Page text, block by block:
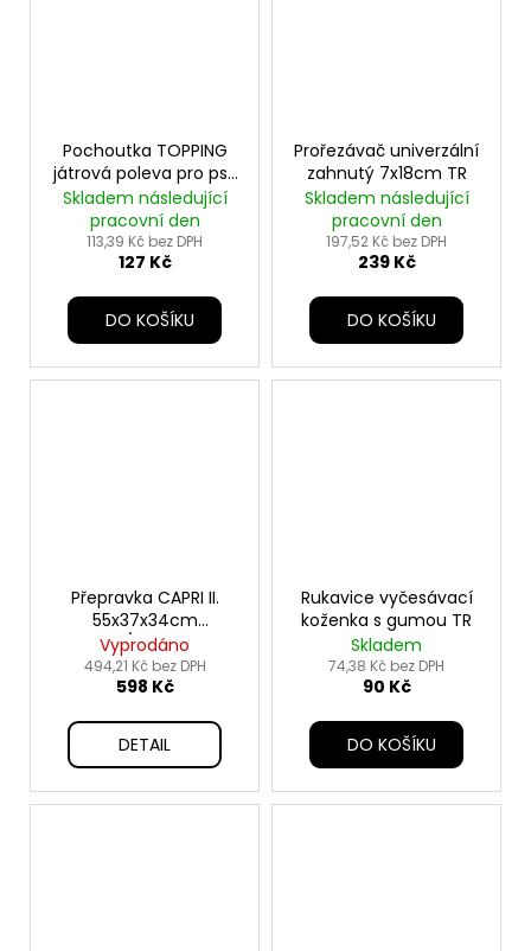
Pochoutka TOPPING
játrová poleva pro psy
300ml TR
Skladem následující
pracovní den
113,39 Kč bez DPH
127 Kč
DO KOŠÍKU
Prořezávač univerzální
zahnutý 7x18cm TR
Skladem následující
pracovní den
197,52 Kč bez DPH
239 Kč
DO KOŠÍKU
Přepravka CAPRI II.
55x37x34cm
sv.šedá/tm.šedá TR
Vyprodáno
494,21 Kč bez DPH
598 Kč
DETAIL
Rukavice vyčesávací
koženka s gumou TR
Skladem
74,38 Kč bez DPH
90 Kč
DO KOŠÍKU